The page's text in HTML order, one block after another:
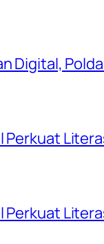
Digital,
Perkuat
Perkuat